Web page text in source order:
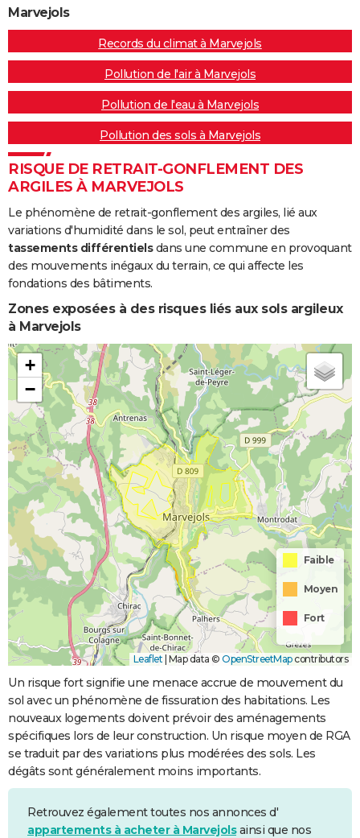
Marvejols
Records du climat à Marvejols
Pollution de l'air à Marvejols
Pollution de l'eau à Marvejols
Pollution des sols à Marvejols
RISQUE DE RETRAIT-GONFLEMENT DES
ARGILES À MARVEJOLS
Le phénomène de retrait-gonflement des argiles, lié aux
variations d'humidité dans le sol, peut entraîner des
tassements différentielsdans une commune en provoquant
des mouvements inégaux du terrain, ce qui affecte les
fondations des bâtiments.
Zones exposées à des risques liés aux sols argileux
à Marvejols
+
−
Faible
Moyen
Fort
Leaflet | Map data © OpenStreetMapcontributors
Un risque fort signifie une menace accrue de mouvement du
sol avec un phénomène de fissuration des habitations. Les
nouveaux logements doivent prévoir des aménagements
spécifiques lors de leur construction. Un risque moyen de RGA
se traduit par des variations plus modérées des sols. Les
dégâts sont généralement moins importants.
Retrouvez également toutes nos annonces d'
appartements à acheter à Marvejolsainsi que nos